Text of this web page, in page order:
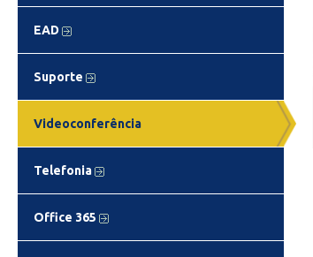
EAD
Suporte
Videoconferência
Telefonia
Office 365